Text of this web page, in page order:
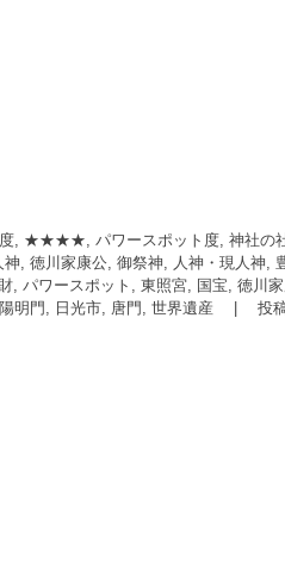
度, ★★★★, パワースポット度, 神社の
, 徳川家康公, 御祭神, 人神・現人神,
, パワースポット , 東照宮, 国宝, 徳川
陽明門 , 日光市, 唐門 , 世界遺産
投